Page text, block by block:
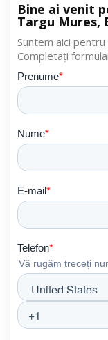
Bine ai venit
Targu Mures,
Suntem aici
Completați